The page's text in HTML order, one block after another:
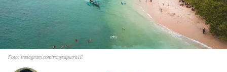
Foto: instagram.com/ronysaputra18